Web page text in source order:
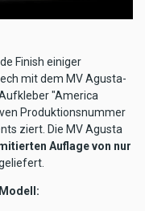
Finish einiger
mit dem MV Agusta-
"America
Produktionsnummer
ziert. Die MV Agusta
Auflage von nur